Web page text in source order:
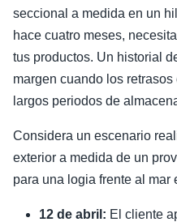
seccional a medida en un
hace cuatro meses,
tus productos. Un historial
margen cuando los
largos periodos de
Considera un escenario
exterior a medida de un
para una logia frente al mar
12 de abril: El cliente